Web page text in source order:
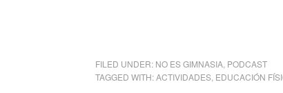
FILED UNDER: NO ES GIMNASIA PODCAST
TAGGED WITH:ACTIVIDADES EDUCACIÓN